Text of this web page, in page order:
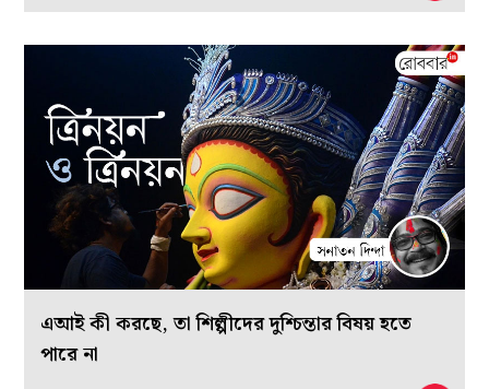
এআই কী করছে, তা শিল্পীদের দুশ্চিন্তার বিষয় হতে
পারে না